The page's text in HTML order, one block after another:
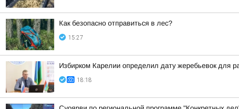
Как безопасно отправиться в лес?
15:27
Избирком Карелии определил дату жеребьевок для
18:18